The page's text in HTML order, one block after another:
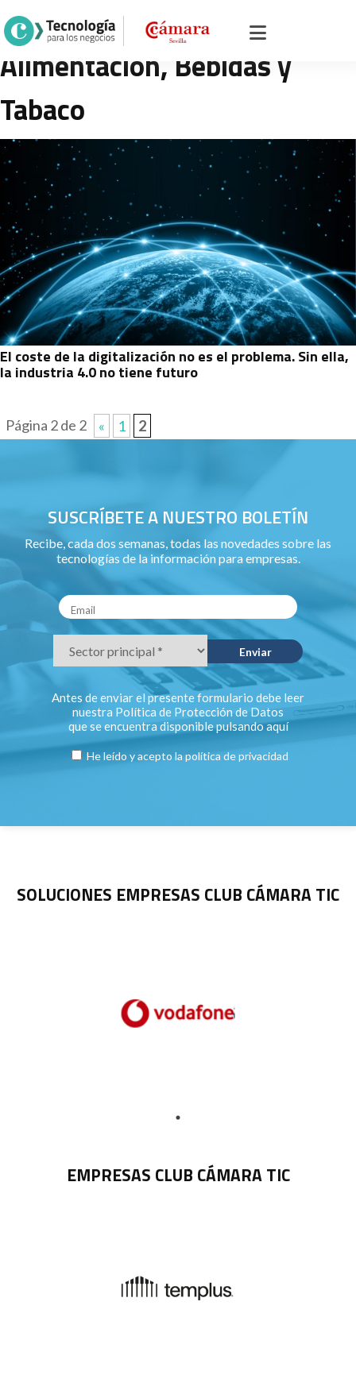
Tendencias relacionadas con
Alimentación, Bebidas y
Tabaco
El coste de la digitalización no es el problema. Sin ella,
la industria 4.0 no tiene futuro
Página 2 de 2 « 1 2
SUSCRÍBETE A NUESTRO BOLETÍN
Recibe, cada dos semanas, todas las novedades sobre las
tecnologías de la información para empresas.
Antes de enviar el presente formulario debe leer
nuestra Política de Protección de Datos
que se encuentra disponible pulsandoaquí
He leído y acepto la política de privacidad
SOLUCIONES EMPRESAS CLUB CÁMARA TIC
EMPRESAS CLUB CÁMARA TIC